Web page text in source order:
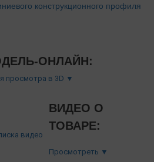
ОНЛАЙН:
просмотра в 3D ▼
ВИДЕО О
ТОВАРЕ:
Просмотреть ▼